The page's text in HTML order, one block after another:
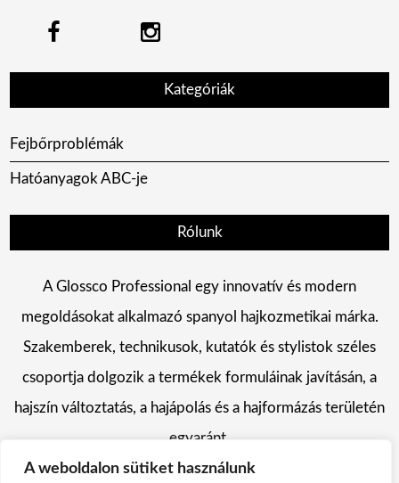
A weboldalon sütiket használunk
Kategóriák
Fejbőrproblémák
Hatóanyagok ABC-je
Rólunk
A Glossco Professional egy innovatív és modern
megoldásokat alkalmazó spanyol hajkozmetikai márka.
Szakemberek, technikusok, kutatók és stylistok széles
csoportja dolgozik a termékek formuláinak javításán, a
hajszín változtatás, a hajápolás és a hajformázás területén
egyaránt.